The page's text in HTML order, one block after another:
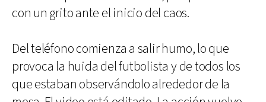
con un grito ante el inicio del caos.
Del teléfono comienza a salir humo, lo que
provoca la huida del futbolista y de todos los
que estaban observándolo alrededor de la